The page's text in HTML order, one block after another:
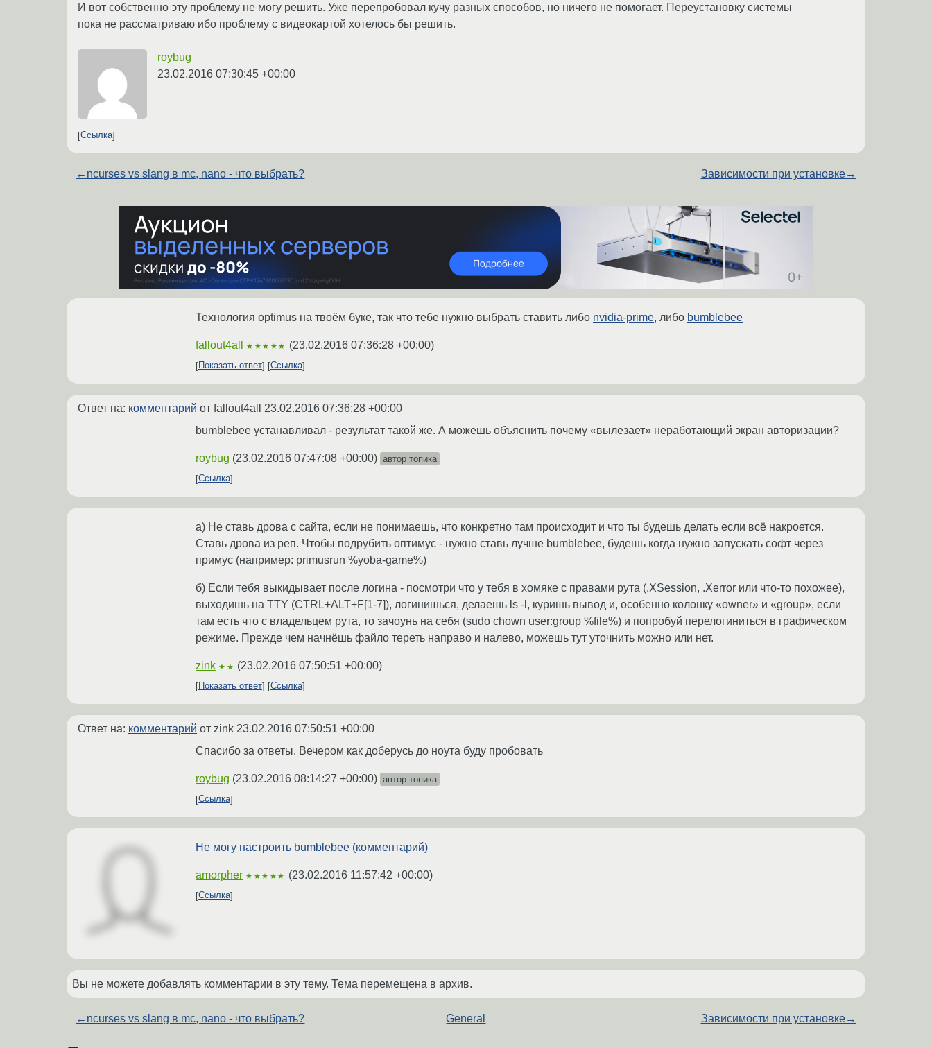
И вот собственно эту проблему не могу решить. Уже перепробовал кучу разных способов, но ничего не помогает. Переустановку системы
пока не рассматриваю ибо проблему с видеокартой хотелось бы решить.
roybug
23.02.2016 07:30:45 +00:00
Ссылка
← ncurses vs slang в mc, nano - что выбрать? Зависимости при установке→
Технология optimus на твоём буке, так что тебе нужно выбрать ставить либо nvidia-prime, либо bumblebee
fallout4all ★★★★★ (23.02.2016 07:36:28 +00:00)
Показать ответ Ссылка
Ответ на: комментарий от fallout4all 23.02.2016 07:36:28 +00:00
bumblebee устанавливал - результат такой же. А можешь объяснить почему «вылезает» неработающий экран авторизации?
roybug (23.02.2016 07:47:08 +00:00) автор топика
Ссылка
а) Не ставь дрова с сайта, если не понимаешь, что конкретно там происходит и что ты будешь делать если всё накроется.
Ставь дрова из реп. Чтобы подрубить оптимус - нужно ставь лучше bumblebee, будешь когда нужно запускать софт через
примус (например: primusrun %yoba-game%)
б) Если тебя выкидывает после логина - посмотри что у тебя в хомяке с правами рута (.XSession, .Xerror или что-то похожее),
выходишь на TTY (CTRL+ALT+F[1-7]), логинишься, делаешь ls -l, куришь вывод и, особенно колонку «owner» и «group», если
там есть что с владельцем рута, то зачоунь на себя (sudo chown user:group %file%) и попробуй перелогиниться в графическом
режиме. Прежде чем начнёшь файло тереть направо и налево, можешь тут уточнить можно или нет.
zink ★★ (23.02.2016 07:50:51 +00:00)
Показать ответ Ссылка
Ответ на: комментарий от zink 23.02.2016 07:50:51 +00:00
Спасибо за ответы. Вечером как доберусь до ноута буду пробовать
roybug (23.02.2016 08:14:27 +00:00) автор топика
Ссылка
Не могу настроить bumblebee (комментарий)
amorpher ★★★★★ (23.02.2016 11:57:42 +00:00)
Ссылка
Вы не можете добавлять комментарии в эту тему. Тема перемещена в архив.
← ncurses vs slang в mc, nano - что выбрать? General Зависимости при установке→